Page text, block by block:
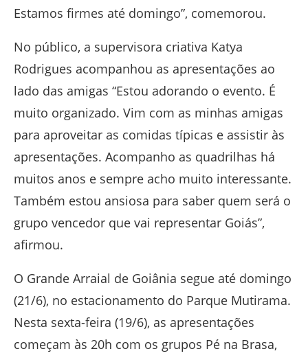
Estamos firmes até domingo”, comemorou.
No público, a supervisora criativa Katya
Rodrigues acompanhou as apresentações ao
lado das amigas “Estou adorando o evento. É
muito organizado. Vim com as minhas amigas
para aproveitar as comidas típicas e assistir às
apresentações. Acompanho as quadrilhas há
muitos anos e sempre acho muito interessante.
Também estou ansiosa para saber quem será o
grupo vencedor que vai representar Goiás”,
afirmou.
O Grande Arraial de Goiânia segue até domingo
(21/6), no estacionamento do Parque Mutirama.
Nesta sexta-feira (19/6), as apresentações
começam às 20h com os grupos Pé na Brasa,